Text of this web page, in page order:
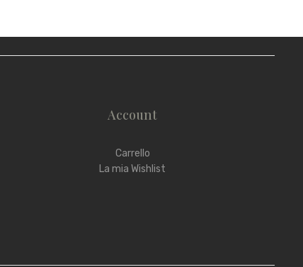
Account
Carrello
La mia Wishlist